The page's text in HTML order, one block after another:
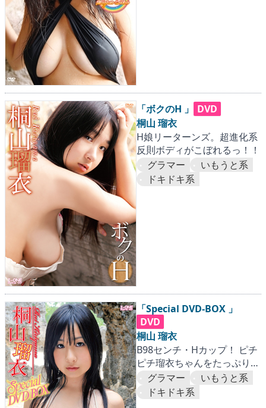
「ボクのH 」
DVD
桐山 瑠衣
H娘リーターンズ。超進化系
反則ボディがこぼれるっ！！
グラマー
いもうと系
ドキドキ系
「Special DVD-BOX 」
DVD
桐山 瑠衣
B98センチ・Hカップ！ ピチ
ピチ瑠衣ちゃんをたっぷり堪
能165分！
グラマー
いもうと系
ドキドキ系